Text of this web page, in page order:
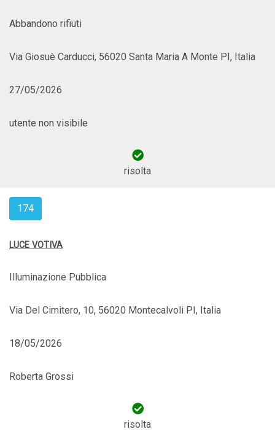
Abbandono rifiuti
Via Giosuè Carducci, 56020 Santa Maria A Monte PI, Italia
27/05/2026
utente non visibile
risolta
174
LUCE VOTIVA
Illuminazione Pubblica
Via Del Cimitero, 10, 56020 Montecalvoli PI, Italia
18/05/2026
Roberta Grossi
risolta